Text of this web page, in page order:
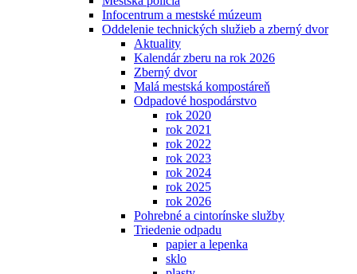
Infocentrum a mestské múzeum
Oddelenie technických služieb a zberný dvor
Aktuality
Kalendár zberu na rok 2026
Zberný dvor
Malá mestská kompostáreň
Odpadové hospodárstvo
rok 2020
rok 2021
rok 2022
rok 2023
rok 2024
rok 2025
rok 2026
Pohrebné a cintorínske služby
Triedenie odpadu
papier a lepenka
sklo